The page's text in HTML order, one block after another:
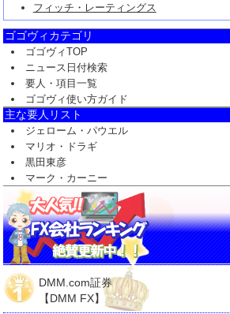
フィッチ・レーティングス
ゴゴヴィカテゴリ
ゴゴヴィTOP
ニュース日付検索
要人・項目一覧
ゴゴヴィ使い方ガイド
主な要人リスト
ジェローム・パウエル
マリオ・ドラギ
黒田東彦
マーク・カーニー
DMM.com証券
【DMM FX】